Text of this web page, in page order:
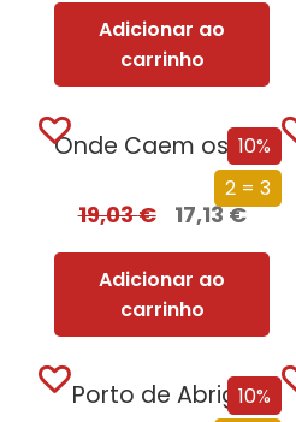
Adicionar ao
carrinho
10%
2 = 3
Onde Caem os Anjos
19,03€ 17,13€
Adicionar ao
carrinho
10%
Porto de Abrigo